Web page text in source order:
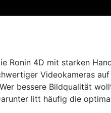
Ronin 4D mit starken
Videokameras
bessere Bildqualität
litt häufig die